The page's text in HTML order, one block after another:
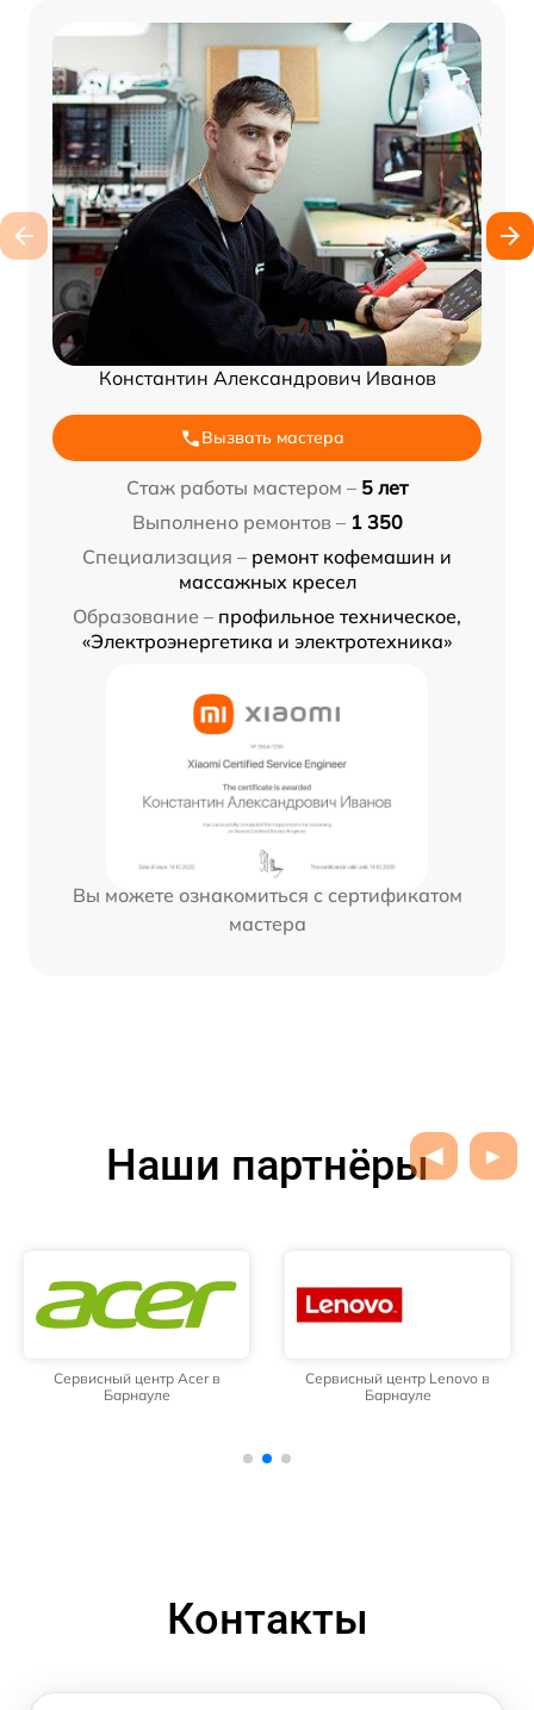
Константин Александрович Иванов
Вызвать мастера
Стаж работы мастером – 5 лет
Выполнено ремонтов – 1 350
Специализация – ремонт кофемашин и
массажных кресел
Образование – профильное техническое,
«Электроэнергетика и электротехника»
Вы можете ознакомиться с сертификатом
мастера
Наши партнёры
Сервисный центр Acer в
Барнауле
Сервисный центр Lenovo в
Барнауле
Контакты